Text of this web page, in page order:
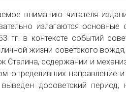
вниманию читателя
излагаются основные
гг. в контексте событий
жизни советского
Сталина, содержании и
определивших направление
выведен досоветский